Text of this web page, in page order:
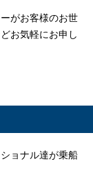
がお客様のお世
お気軽にお申し
ョナル達が乗船